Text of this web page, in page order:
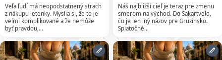
Veľa ľudí má neopodstatnený strach
z nákupu letenky. Myslia si, že to je
veľmi komplikované a že nemôže
byť pravdou,…
Náš najbližší cieľ je teraz pre zmenu
smerom na východ. Do Sakartvelo,
čo je len iný názov pre Gruzínsko.
Spiatočné…
edit edit